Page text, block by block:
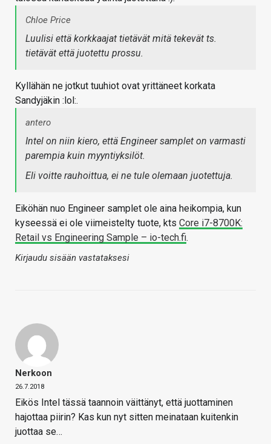
Chloe Price
Luulisi että korkkaajat tietävät mitä tekevät ts.
tietävät että juotettu prossu.
Kyllähän ne jotkut tuuhiot ovat yrittäneet korkata
Sandyjäkin :lol:.
antero
Intel on niin kiero, että Engineer samplet on varmasti
parempia kuin myyntiyksilöt.
Eli voitte rauhoittua, ei ne tule olemaan juotettuja.
Eiköhän nuo Engineer samplet ole aina heikompia, kun
kyseessä ei ole viimeistelty tuote, kts Core i7-8700K:
Retail vs Engineering Sample – io-tech.fi.
Kirjaudu sisään vastataksesi
Nerkoon
26.7.2018
Eikös Intel tässä taannoin väittänyt, että juottaminen
hajottaa piirin? Kas kun nyt sitten meinataan kuitenkin
juottaa se…